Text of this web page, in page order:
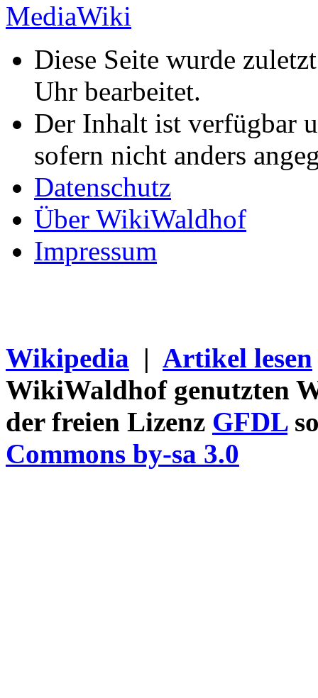
Diese Seite wurde
Uhr bearbeitet.
Der Inhalt ist verfügbar
sofern nicht anders
Datenschutz
Über WikiWaldhof
Impressum
Wikipedia | Artikel lesen
WikiWaldhof genutzten
der freien Lizenz GFDL
Commons by-sa 3.0